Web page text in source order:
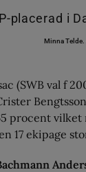
Minna Telde.
(SWB val f
procent
17 ekipage